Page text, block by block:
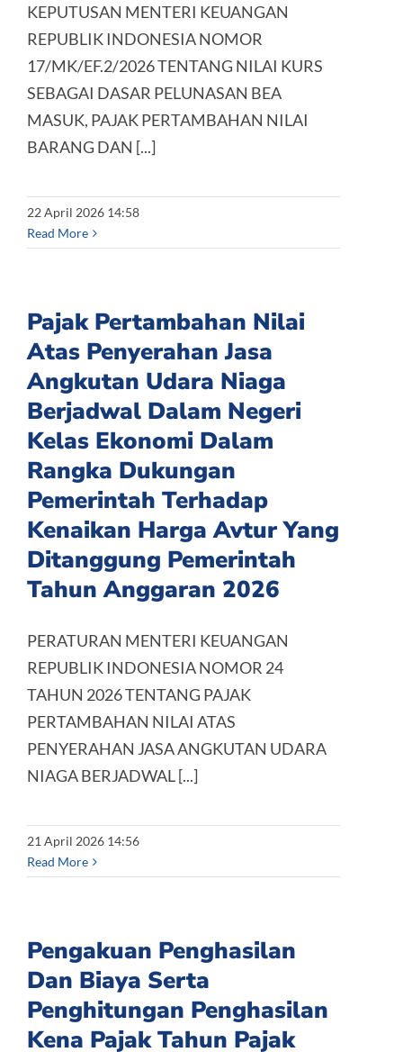
KEPUTUSAN MENTERI KEUANGAN
REPUBLIK INDONESIA NOMOR
17/MK/EF.2/2026 TENTANG NILAI KURS
SEBAGAI DASAR PELUNASAN BEA
MASUK, PAJAK PERTAMBAHAN NILAI
BARANG DAN [...]
22 April 2026 14:58
Read More
Pajak Pertambahan Nilai
Atas Penyerahan Jasa
Angkutan Udara Niaga
Berjadwal Dalam Negeri
Kelas Ekonomi Dalam
Rangka Dukungan
Pemerintah Terhadap
Kenaikan Harga Avtur Yang
Ditanggung Pemerintah
Tahun Anggaran 2026
PERATURAN MENTERI KEUANGAN
REPUBLIK INDONESIA NOMOR 24
TAHUN 2026 TENTANG PAJAK
PERTAMBAHAN NILAI ATAS
PENYERAHAN JASA ANGKUTAN UDARA
NIAGA BERJADWAL [...]
21 April 2026 14:56
Read More
Pengakuan Penghasilan
Dan Biaya Serta
Penghitungan Penghasilan
Kena Pajak Tahun Pajak